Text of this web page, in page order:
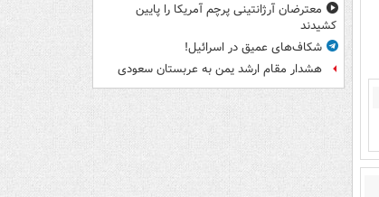
معترضان آرژانتینی پرچم آمریکا را پایین
کشیدند
شکاف‌های عمیق در اسرائیل!
هشدار مقام ارشد یمن به عربستان سعودی